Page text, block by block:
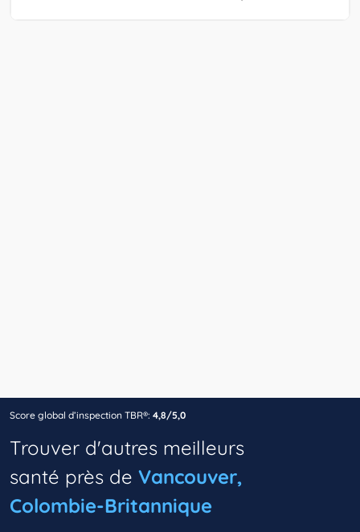
Score global d’inspection TBR®: 4,8/5,0
Trouver d'autres meilleurs
santé près de Vancouver,
Colombie-Britannique